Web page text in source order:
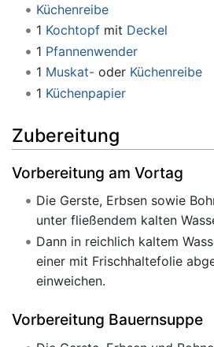
Küchenreibe
1 Kochtopfmit Deckel
1 Pfannenwender
1 Muskat-oder Küchenreibe
1 Küchenpapier
Zubereitung
Vorbereitung am Vortag
Die Gerste, Erbsen sowie
unter fließendem kalten
Dann in reichlich kaltem
einer mit Frischhaltefolie
einweichen.
Vorbereitung Bauernsuppe